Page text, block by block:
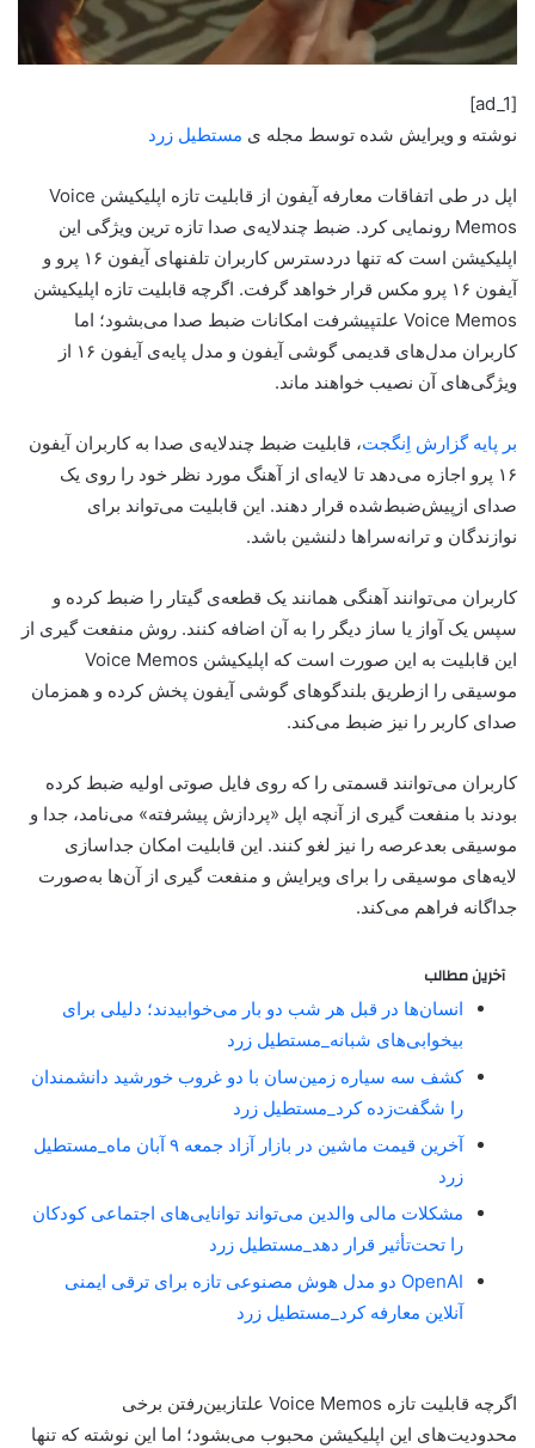
[ad_1]
نوشته و ویرایش شده توسط مجله ی مستطیل زرد
اپل در طی اتفاقات معارفه آیفون از قابلیت تازه اپلیکیشن Voice
Memos رونمایی کرد. ضبط چندلایه‌ی صدا تازه ترین ویژگی این
اپلیکیشن است که تنها دردسترس کاربران تلفنهای آیفون ۱۶ پرو و
آیفون ۱۶ پرو مکس قرار خواهد گرفت. اگرچه قابلیت تازه اپلیکیشن
Voice Memos علتپیشرفت امکانات ضبط صدا می‌بشود؛ اما
کاربران مدل‌های قدیمی گوشی آیفون و مدل پایه‌ی آیفون ۱۶ از
ویژگی‌های آن نصیب خواهند ماند.
بر پایه گزارش اِنگجت، قابلیت ضبط چندلایه‌ی صدا به کاربران آیفون
۱۶ پرو اجازه می‌دهد تا لایه‌ای از آهنگ مورد نظر خود را روی یک
صدای ازپیش‌ضبط‌شده قرار دهند. این قابلیت می‌تواند برای
نوازندگان و ترانه‌سراها دلنشین باشد.
کاربران می‌توانند آهنگی همانند یک قطعه‌ی گیتار را ضبط کرده و
سپس یک آواز یا ساز دیگر را به آن اضافه کنند. روش منفعت گیری از
این قابلیت به این صورت است که اپلیکیشن Voice Memos
موسیقی را ازطریق بلندگوهای گوشی آیفون پخش کرده و همزمان
صدای کاربر را نیز ضبط می‌کند.
کاربران می‌توانند قسمتی را که روی فایل صوتی اولیه ضبط کرده‌
بودند با منفعت گیری از آنچه اپل «پردازش پیشرفته» می‌نامد، جدا و
موسیقی بعد‌عرصه را نیز لغو کنند. این قابلیت امکان جداسازی
لایه‌های موسیقی را برای ویرایش و منفعت گیری از آن‌ها به‌صورت
جداگانه فراهم می‌کند.
آخرین مطالب
انسان‌ها در قبل هر شب دو بار می‌خوابیدند؛ دلیلی برای
بیخوابی‌های شبانه_مستطیل زرد
کشف سه سیاره زمین‌سان با دو غروب خورشید دانشمندان
را شگفت‌زده کرد_مستطیل زرد
آخرین قیمت ماشین در بازار آزاد جمعه ۹ آبان ماه_مستطیل
زرد
مشکلات مالی والدین می‌تواند توانایی‌های اجتماعی کودکان
را تحت‌تأثیر قرار دهد_مستطیل زرد
OpenAI دو مدل هوش مصنوعی تازه برای ترقی ایمنی
آنلاین معارفه کرد_مستطیل زرد
اگرچه قابلیت تازه Voice Memos علتازبین‌رفتن برخی
محدودیت‌های این اپلیکیشن محبوب می‌بشود؛ اما این نوشته که تنها